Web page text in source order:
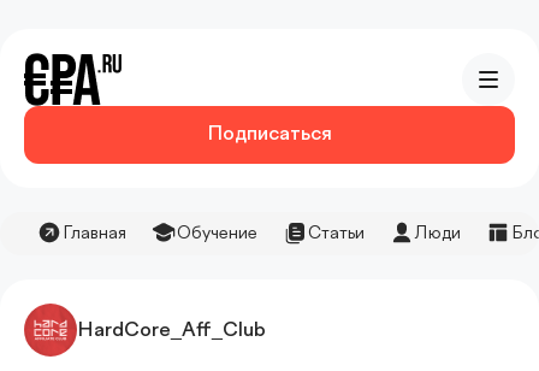
Подписаться
Главная Обучение Статьи Люди
HardCore_Aff_Club